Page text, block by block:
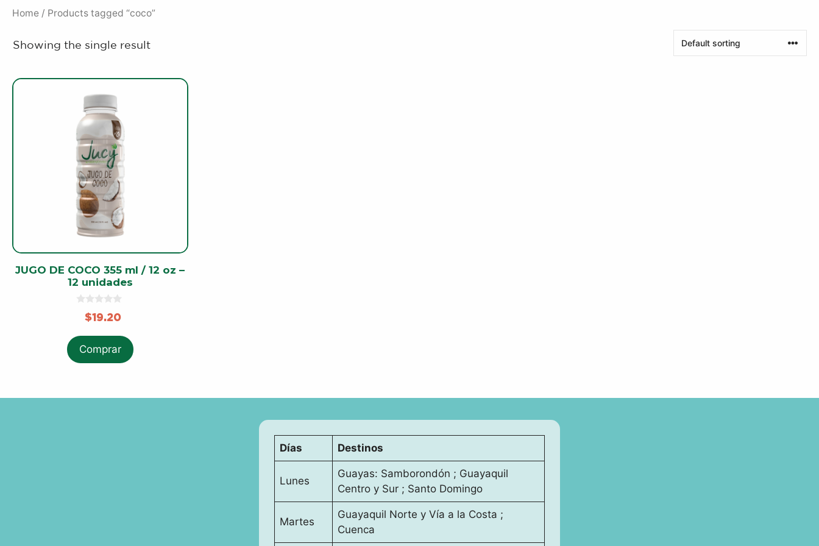
Home / Products tagged “coco”
Showing the single result
JUGO DE COCO 355 ml / 12 oz –
12 unidades
t
o
5
$19.20
Comprar
Días Destinos
Lunes
Guayas: Samborondón ; Guayaquil
Centro y Sur ; Santo Domingo
Martes
Guayaquil Norte y Vía a la Costa ;
Cuenca